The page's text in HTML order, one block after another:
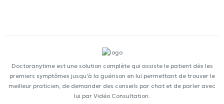
Doctoranytime est une solution complète qui assiste le patient dès les
premiers symptômes jusqu'à la guérison en lui permettant de trouver le
meilleur praticien, de demander des conseils par chat et de parler avec
lui par Vidéo Consultation.